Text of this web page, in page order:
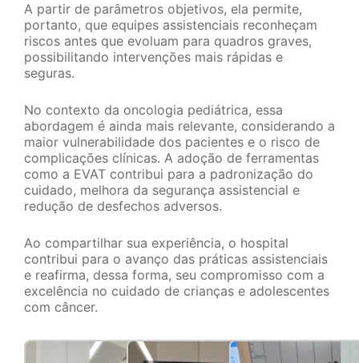
A partir de parâmetros objetivos, ela permite,
portanto, que equipes assistenciais reconheçam
riscos antes que evoluam para quadros graves,
possibilitando intervenções mais rápidas e
seguras.
No contexto da oncologia pediátrica, essa
abordagem é ainda mais relevante, considerando a
maior vulnerabilidade dos pacientes e o risco de
complicações clínicas. A adoção de ferramentas
como a EVAT contribui para a padronização do
cuidado, melhora da segurança assistencial e
redução de desfechos adversos.
Ao compartilhar sua experiência, o hospital
contribui para o avanço das práticas assistenciais
e reafirma, dessa forma, seu compromisso com a
excelência no cuidado de crianças e adolescentes
com câncer.